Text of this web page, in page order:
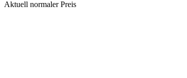
Aktuell normaler Preis